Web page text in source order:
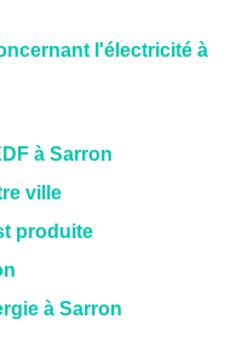
l'électricité à
à Sarron
ville
produite
à Sarron